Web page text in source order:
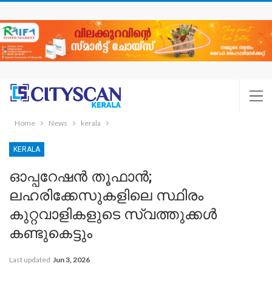
Home News kerala
KERALA
ഓപ്പറേഷന്‍ തൂഫാന്‍;
ലഹരിക്കേസുകളിലെ സ്ഥിരം
കുറ്റവാളികളുടെ സ്വത്തുക്കള്‍
കണ്ടുകെട്ടും
Last updated Jun 3, 2026